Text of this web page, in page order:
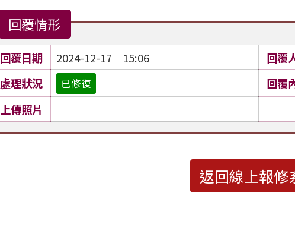
回覆情形
回覆日期 2024-12-17 15:06
回覆
處理狀況
已修復
回覆
上傳照片
返回線上報修